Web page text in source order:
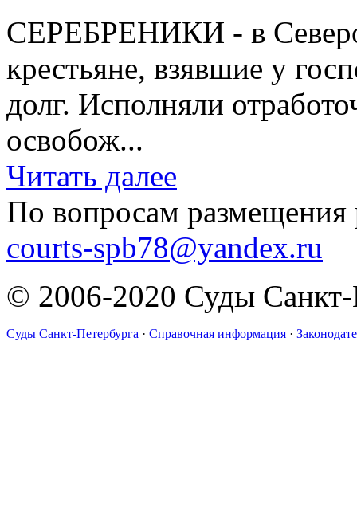
СЕРЕБРЕНИКИ - в
крестьяне, взявшие у
долг. Исполняли
освобож...
Читать далее
По вопросам размещения
courts-spb78@yandex.ru
© 2006-2020 Суды Санкт-
Суды Санкт-Петербурга · Справочная информация ·